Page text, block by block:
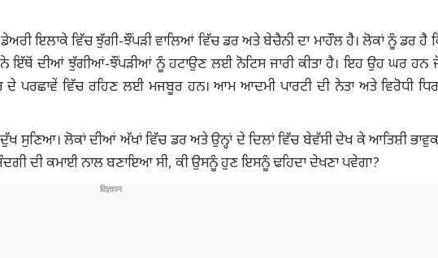
ਇਲਾਕੇ ਵਿੱਚ ਝੁੱਗੀ-ਝੌਂਪੜੀ ਵਾਲਿਆਂ ਵਿੱਚ ਡਰ ਅਤੇ ਬੇਚੈਨੀ ਦਾ ਮਾਹੌਲ ਹੈ। ਲੋਕਾਂ ਨੂੰ ਡਰ ਹੈ
ਨੇ ਇੱਥੋਂ ਦੀਆਂ ਝੁੱਗੀਆਂ-ਝੌਂਪੜੀਆਂ ਨੂੰ ਹਟਾਉਣ ਲਈ ਨੋਟਿਸ ਜਾਰੀ ਕੀਤਾ ਹੈ। ਇਹ ਉਹ ਘਰ ਹਨ
ਦੇ ਪਰਛਾਵੇਂ ਵਿੱਚ ਰਹਿਣ ਲਈ ਮਜਬੂਰ ਹਨ। ਆਮ ਆਦਮੀ ਪਾਰਟੀ ਦੀ ਨੇਤਾ ਅਤੇ ਵਿਰੋਧੀ
ਸੁਣਿਆ। ਲੋਕਾਂ ਦੀਆਂ ਅੱਖਾਂ ਵਿੱਚ ਡਰ ਅਤੇ ਉਨ੍ਹਾਂ ਦੇ ਦਿਲਾਂ ਵਿੱਚ ਬੇਵੱਸੀ ਦੇਖ ਕੇ ਆਤਿਸ਼ੀ
ਦੀ ਕਮਾਈ ਨਾਲ ਬਣਾਇਆ ਸੀ, ਕੀ ਉਸਨੂੰ ਹੁਣ ਇਸਨੂੰ ਢਹਿਦਾ ਦੇਖਣਾ ਪਵੇਗਾ?